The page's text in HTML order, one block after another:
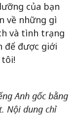
của bạn
về những gì
và tình trạng
để được giới
Anh gốc bằng
Nội dung chỉ